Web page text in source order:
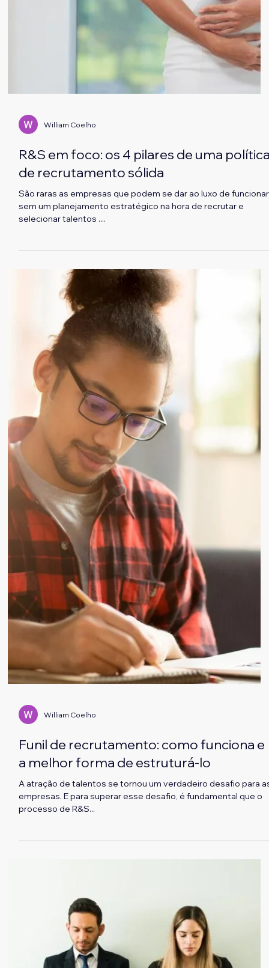
William Coelho
R&S em foco: os 4 pilares de uma
de recrutamento sólida
São raras as empresas que podem se dar ao luxo de funcionar
sem um planejamento estratégico na hora de recrutar e
selecionar talentos ....